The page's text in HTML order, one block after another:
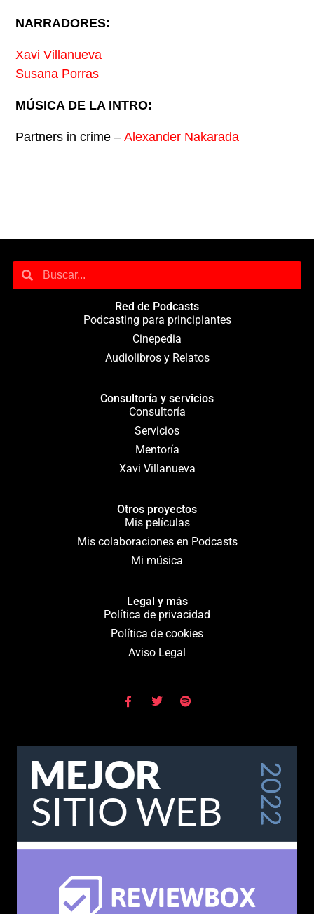
NARRADORES:
Xavi Villanueva
Susana Porras
MÚSICA DE LA INTRO:
Partners in crime –Alexander Nakarada
Red de Podcasts
Podcasting para principiantes
Cinepedia
Audiolibros y Relatos
Consultoría y servicios
Consultoría
Servicios
Mentoría
Xavi Villanueva
Otros proyectos
Mis películas
Mis colaboraciones en Podcasts
Mi música
Legal y más
Política de privacidad
Política de cookies
Aviso Legal